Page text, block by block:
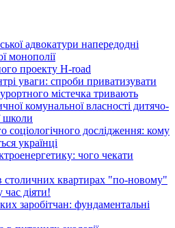
адвокатури напередодні
монополії
проекту H-road
уваги: спроби приватизувати
містечка тривають
комунальної власності дитячо-
школи
соціологічного дослідження: кому
українці
чого чекати
столичних квартирах "по-новому"
діяти!
заробітчан: фундаментальні